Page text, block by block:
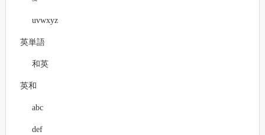
uvwxyz
英単語
和英
英和
abc
def